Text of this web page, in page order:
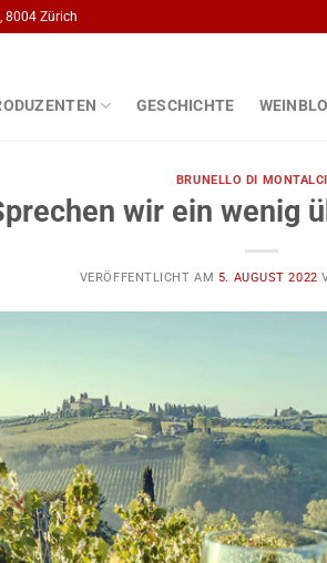
8004 Zürich
GESCHICHTE
BRUNELLO DI
wir ein wenig
VERÖFFENTLICHT AM 5. AUGUST 2022